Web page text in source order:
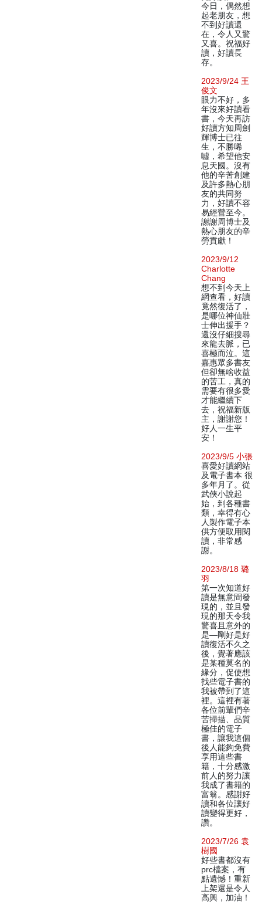
今日，偶然想
起老朋友，想
不到好讀還
在，令人又驚
又喜。祝福好
讀，好讀長
存。
2023/9/24 王
俊文
眼力不好，多
年沒來好讀看
書，今天再訪
好讀方知周劍
輝博士已往
生，不勝唏
噓，希望他安
息天國。沒有
他的辛苦創建
及許多熱心朋
友的共同努
力，好讀不容
易經營至今。
謝謝周博士及
熱心朋友的辛
勞貢獻！
2023/9/12
Charlotte
Chang
想不到今天上
網查看，好讀
竟然復活了，
是哪位神仙壯
士伸出援手？
還沒仔細搜尋
來龍去脈，已
喜極而泣。這
嘉惠眾多書友
但卻無啥收益
的苦工，真的
需要有很多愛
才能繼續下
去，祝福新版
主，謝謝您！
好人一生平
安！
2023/9/5 小張
喜愛好讀網站
及電子書本 很
多年月了。從
武俠小說起
始，到各種書
類，幸得有心
人製作電子本
供方便取用閱
讀，非常感
謝。
2023/8/18 璐
羽
第一次知道好
讀是無意間發
現的，並且發
現的那天令我
驚喜且意外的
是—剛好是好
讀復活不久之
後，覺著應該
是某種莫名的
緣分，促使想
找些電子書的
我被帶到了這
裡。這裡有著
各位前輩們辛
苦掃描、品質
極佳的電子
書，讓我這個
後人能夠免費
享用這些書
籍，十分感激
前人的努力讓
我成了書籍的
富翁。感謝好
讀和各位讓好
讀變得更好，
讚。
2023/7/26 袁
樹國
好些書都沒有
prc檔案，有
點遺憾！重新
上架還是令人
高興，加油！